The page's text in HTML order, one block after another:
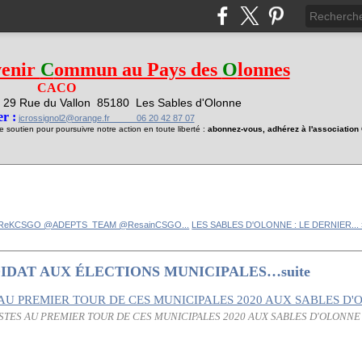
Commun au Pays des Olonnes
CACO
29 Rue du Vallon 85180 Les Sables d'Olonne
: jcrossignol2@orange.fr 06 20 42 87 07
soutien pour poursuivre notre action en toute liberté : abonnez-vous, adhérez à l'association
@ADEPTS_TEAM @ResainCSGO... LES SABLES D'OLONNE : LE DERNIER...
AUX ÉLECTIONS MUNICIPALES…suite
AU PREMIER TOUR DE CES MUNICIPALES 2020 AUX SABLES D'OLONNE